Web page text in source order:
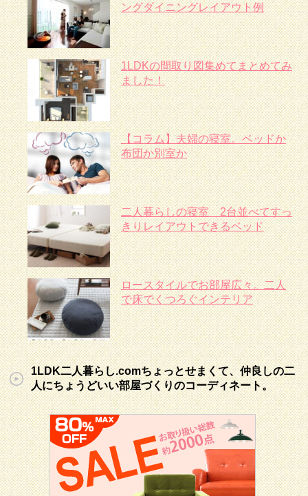
ングダイニングレイアウト例
1LDKの間取り図集めてまとめてみ
ました！
【コラム】夫婦の寝室。ベッドか
布団か別室か
二人暮らしの寝室 2台並べてすっ
きりレイアウトできるベッド
ロースタイルでお部屋広々。二人
で床でくつろぐインテリア
1LDK二人暮らし.comちょっとせまくて、仲良しの二
人にちょうどいい部屋づくりのコーディネート。